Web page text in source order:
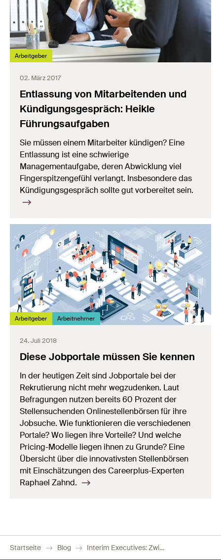
Arbeitgeber
02. März 2017
Entlassung von Mitarbeitenden und
Kündigungsgespräch: Heikle
Führungsaufgaben
Sie müssen einem Mitarbeiter kündigen? Eine
Entlassung ist eine schwierige
Managementaufgabe, deren Abwicklung viel
Fingerspitzengefühl verlangt. Insbesondere das
Kündigungsgespräch sollte gut vorbereitet sein.
Arbeitgeber Arbeitnehmer
24. Juli 2018
Diese Jobportale müssen Sie kennen
In der heutigen Zeit sind Jobportale bei der
Rekrutierung nicht mehr wegzudenken. Laut
Befragungen nutzen bereits 60 Prozent der
Stellensuchenden Onlinestellenbörsen für ihre
Jobsuche. Wie funktionieren die verschiedenen
Portale? Wo liegen ihre Vorteile? Und welche
Pricing-Modelle liegen ihnen zu Grunde? Eine
Übersicht über die innovativsten Stellenbörsen
mit Einschätzungen des Careerplus-Experten
Raphael Zahnd.
Startseite Blog Interim Executives: Zwischen Flexibilität und Fokus